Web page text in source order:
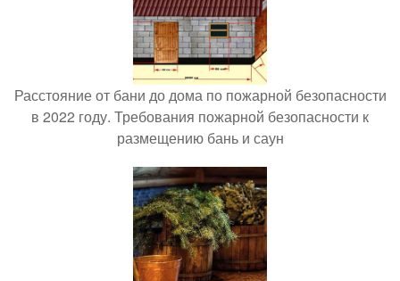
Расстояние от бани до дома по пожарной безопасности
в 2022 году. Требования пожарной безопасности к
размещению бань и саун